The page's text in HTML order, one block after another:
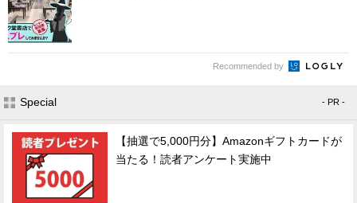
Recommended by
Special - PR -
【抽選で5,000円分】Amazonギフトカードが
当たる！読者アンケート実施中